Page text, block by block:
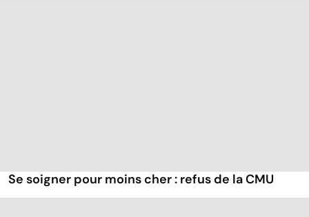
Se soigner pour moins cher : refus de la CMU